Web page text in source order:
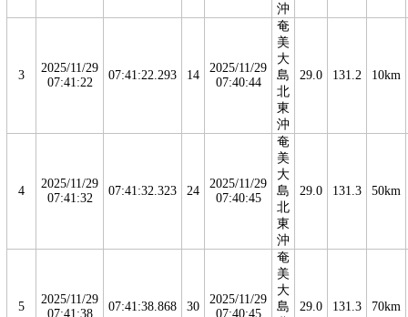
沖
3
2025/11/29
07:41:22
07:41:22.293 14
2025/11/29
07:40:44
奄
美
大
島
北
東
沖
29.0 131.2 10km
4
2025/11/29
07:41:32
07:41:32.323 24
2025/11/29
07:40:45
奄
美
大
島
北
東
沖
29.0 131.3 50km
5
2025/11/29
07:41:38
07:41:38.868 30
2025/11/29
07:40:45
奄
美
大
島
29.0 131.3 70km